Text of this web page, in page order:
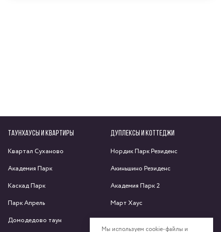
Мы используем cookie-файлы и
ТАУНХАУСЫ И КВАРТИРЫ
Квартал Суханово
Академия Парк
Каскад Парк
Парк Апрель
Домодедово таун
ДУПЛЕКСЫ И КОТТЕДЖИ
Нордик Парк Резиденс
Акиньшино Резиденс
Академия Парк 2
Март Хаус
Яхрома парк